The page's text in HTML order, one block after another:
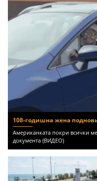
108-годишна жена
Американката покри всички
документа (ВИДЕО)